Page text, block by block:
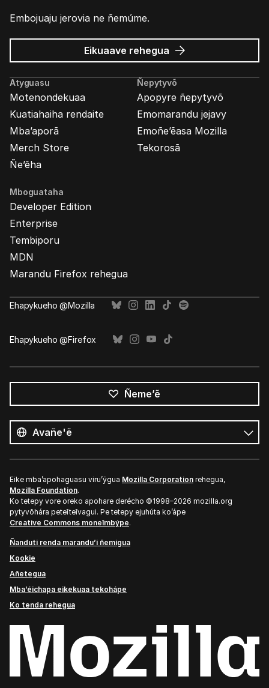
Embojuaju jerovia ne ñemúme.
Eikuaave Mozilla
marandu’i
rehegua
Atyguasu
Motenondekuaa
Kuatiahaiha rendaite
Mba’aporã
Merch Store
Ñe’ẽha
Ñepytyvõ
Apopyre ñepytyvõ
Emomarandu jejavy
Emoñe’ẽasa Mozilla
Tekorosã
Mboguataha
Developer Edition
Enterprise
Tembiporu
MDN
Marandu Firefox rehegua
Ehapykueho @Mozilla
Ehapykueho @Firefox
Ñeme’ẽ
ñe’ẽ
Ñe’ẽ
Eike mba’apohaguasu viru’ỹgua Mozilla Corporation rehegua,
Mozilla Foundation.
Ko tetepy vore oreko apohare derécho ©1998–2026 mozilla.org
pytyvõhára peteĩteĩvagui. Pe tetepy ejuhúta ko’ápe
Creative Commons moneĩmbýpe.
Ñanduti renda marandu’i ñemigua
Kookie
Añetegua
Mba’éichapa eikekuaa tekohápe
Ko tenda rehegua